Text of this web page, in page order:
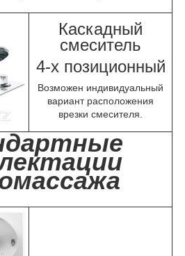
Каскадный
смеситель
4-х позиционный
Возможен индивидуальный
вариант расположения
врезки смесителя.